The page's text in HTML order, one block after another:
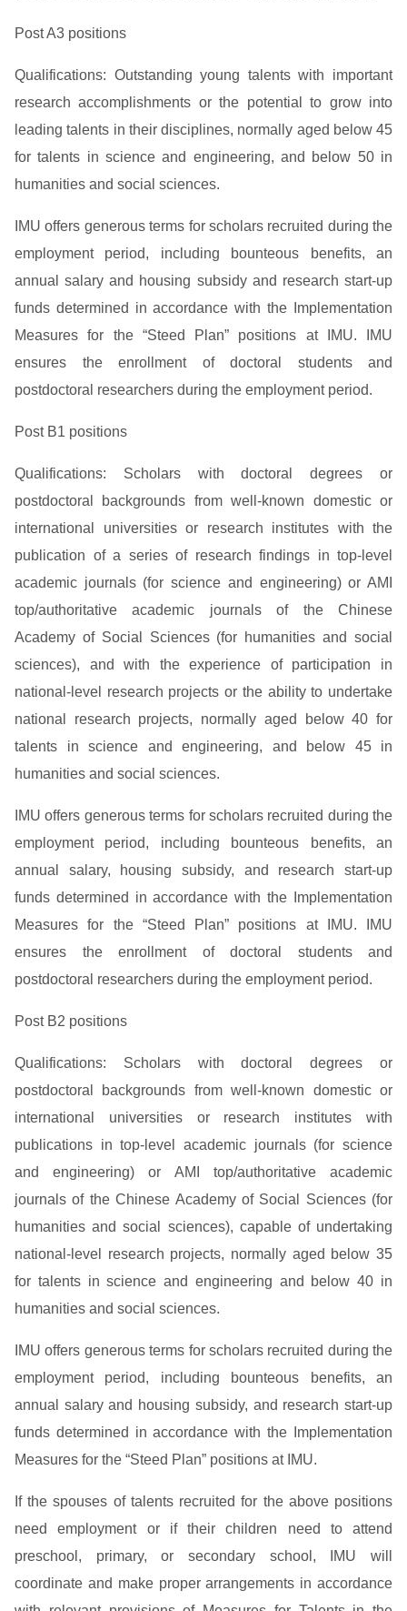
Post A3 positions
Qualifications: Outstanding young talents with important
research accomplishments or the potential to grow into
leading talents in their disciplines, normally aged below 45
for talents in science and engineering, and below 50 in
humanities and social sciences.
IMU offers generous terms for scholars recruited during the
employment period, including bounteous benefits, an
annual salary and housing subsidy and research start-up
funds determined in accordance with the Implementation
Measures for the “Steed Plan” positions at IMU. IMU
ensures the enrollment of doctoral students and
postdoctoral researchers during the employment period.
Post B1 positions
Qualifications: Scholars with doctoral degrees or
postdoctoral backgrounds from well-known domestic or
international universities or research institutes with the
publication of a series of research findings in top-level
academic journals (for science and engineering) or AMI
top/authoritative academic journals of the Chinese
Academy of Social Sciences (for humanities and social
sciences), and with the experience of participation in
national-level research projects or the ability to undertake
national research projects, normally aged below 40 for
talents in science and engineering, and below 45 in
humanities and social sciences.
IMU offers generous terms for scholars recruited during the
employment period, including bounteous benefits, an
annual salary, housing subsidy, and research start-up
funds determined in accordance with the Implementation
Measures for the “Steed Plan” positions at IMU. IMU
ensures the enrollment of doctoral students and
postdoctoral researchers during the employment period.
Post B2 positions
Qualifications: Scholars with doctoral degrees or
postdoctoral backgrounds from well-known domestic or
international universities or research institutes with
publications in top-level academic journals (for science
and engineering) or AMI top/authoritative academic
journals of the Chinese Academy of Social Sciences (for
humanities and social sciences), capable of undertaking
national-level research projects, normally aged below 35
for talents in science and engineering and below 40 in
humanities and social sciences.
IMU offers generous terms for scholars recruited during the
employment period, including bounteous benefits, an
annual salary and housing subsidy, and research start-up
funds determined in accordance with the Implementation
Measures for the “Steed Plan” positions at IMU.
If the spouses of talents recruited for the above positions
need employment or if their children need to attend
preschool, primary, or secondary school, IMU will
coordinate and make proper arrangements in accordance